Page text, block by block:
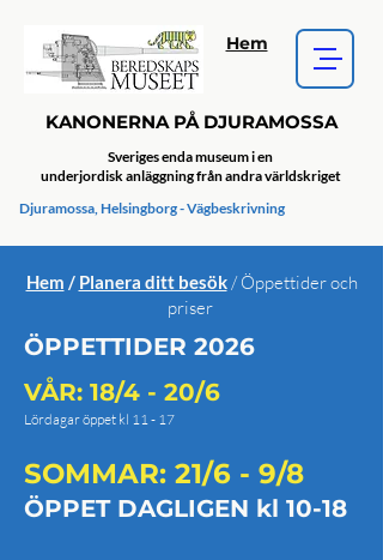
KANONERNA PÅ DJURAMOSSA
Djuramossa, Helsingborg - Vägbeskrivning
Sveriges enda museum i en
underjordisk anläggning från andra världskriget
Hem
Hem / Planera ditt besök/ Öppettider och
priser
ÖPPETTIDER 2026
VÅR: 18/4 - 20/6
Lördagar öppet kl 11 - 17
SOMMAR: 21/6 - 9/8
ÖPPET DAGLIGEN kl 10-18